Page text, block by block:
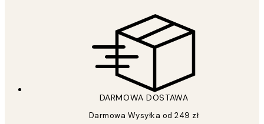
DARMOWA DOSTAWA
Darmowa Wysyłka od 249 zł